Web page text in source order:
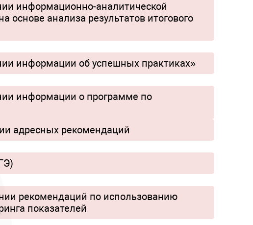
информационно-аналитической
анализа результатов итогового
информации об успешных практиках»
информации о программе по
адресных рекомендаций
рекомендаций по использованию
показателей